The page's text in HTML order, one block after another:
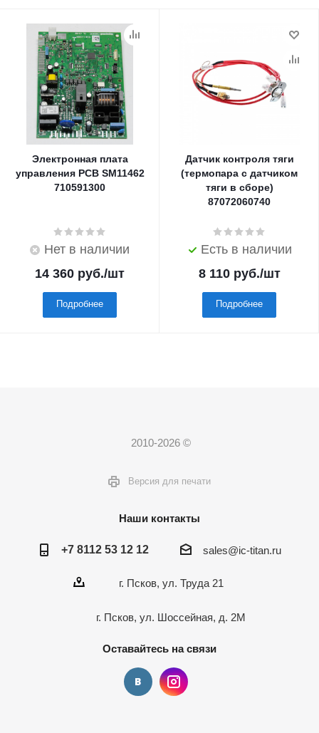
Электронная плата
управления PCB SM11462
710591300
Нет в наличии
14 360 руб./шт
Подробнее
Датчик контроля тяги
(термопара с датчиком
тяги в сборе)
87072060740
Есть в наличии
8 110руб./шт
Подробнее
2010-2026 ©
Версия для печати
Наши контакты
+7 8112 53 12 12 sales@ic-titan.ru
г. Псков, ул. Труда 21
г. Псков, ул. Шоссейная, д. 2М
Оставайтесь на связи